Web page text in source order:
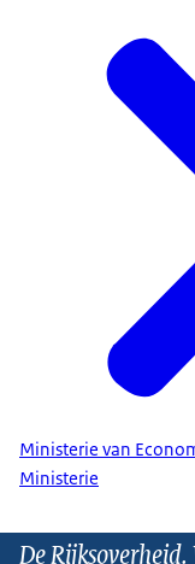
Ministerie van
Ministerie
De